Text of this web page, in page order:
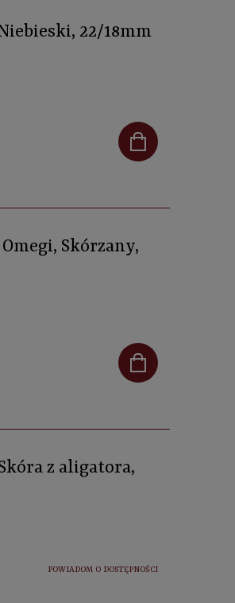
22/18mm
Skórzany,
z aligatora,
POWIADOM O DOSTĘPNOŚCI